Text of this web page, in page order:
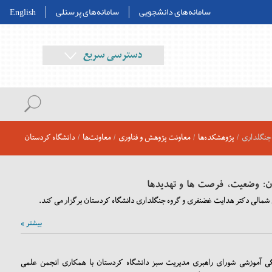
English سامانه‌های پرسنلی سامانه‌های دانشجویی
دسترسی سریع
دانشگاه کردستان / معاونت‌ها/ معاونت پژوهش و فناوری/ پژوهشکده‌ها /
وضعیت، فرصت ها و تهدیدها
دکتر هدایت غضنفری و گروه جنگلداری دانشگاه کردستان برگزار می کند.
بیشتر »
آموزشی شورای راهبری مدیریت سبز دانشگاه کردستان با همکاری انجمن علمی